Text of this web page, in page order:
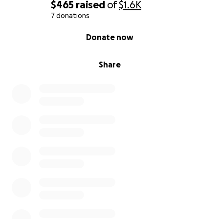
$465 raised of$1.6K
7 donations
Share
Donate now
por su vida después de la MFA y el cáncer